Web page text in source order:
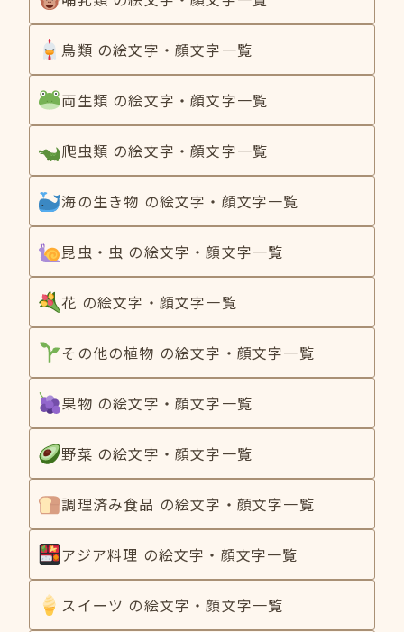
鳥類 の絵文字・顔文字一覧
両生類 の絵文字・顔文字一覧
爬虫類 の絵文字・顔文字一覧
海の生き物 の絵文字・顔文字一覧
昆虫・虫 の絵文字・顔文字一覧
花 の絵文字・顔文字一覧
その他の植物 の絵文字・顔文字一覧
果物 の絵文字・顔文字一覧
野菜 の絵文字・顔文字一覧
調理済み食品 の絵文字・顔文字一覧
アジア料理 の絵文字・顔文字一覧
スイーツ の絵文字・顔文字一覧